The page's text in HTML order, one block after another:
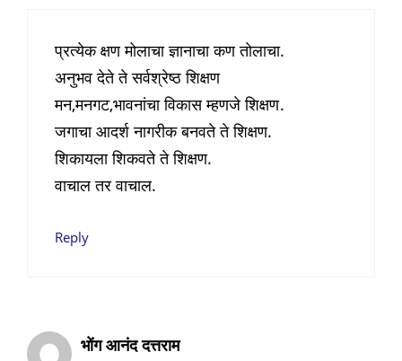
प्रत्येक क्षण मोलाचा ज्ञानाचा कण तोलाचा.
अनुभव देते ते सर्वश्रेष्ठ शिक्षण
मन,मनगट,भावनांचा विकास म्हणजे शिक्षण.
जगाचा आदर्श नागरीक बनवते ते शिक्षण.
शिकायला शिकवते ते शिक्षण.
वाचाल तर वाचाल.
Reply
भोंग आनंद दत्तराम